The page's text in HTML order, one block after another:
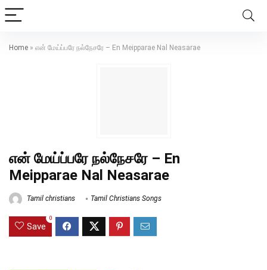
Home » என் மேய்ப்பரே நல்நேசரே – En Meipparae Nal Neasarae
என் மேய்ப்பரே நல்நேசரே – En
Meipparae Nal Neasarae
Tamil christians Tamil Christians Songs
Save
0